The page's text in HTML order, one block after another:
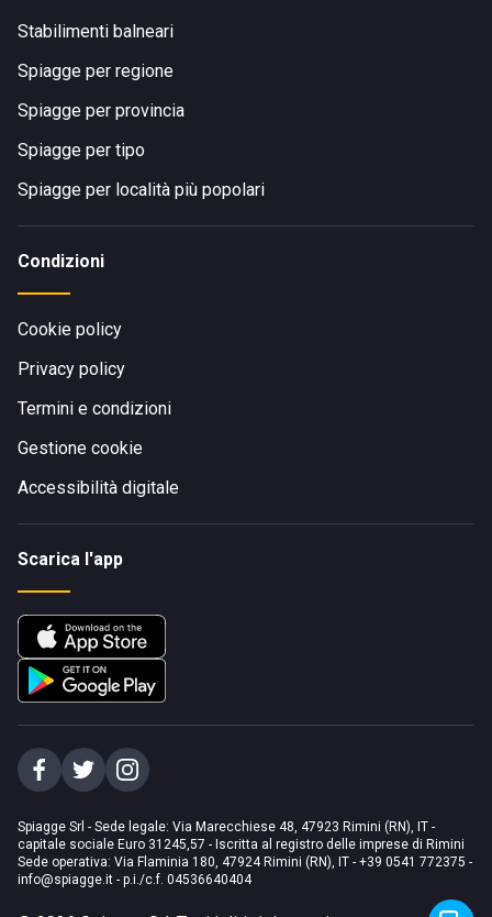
Stabilimenti balneari
Spiagge per regione
Spiagge per provincia
Spiagge per tipo
Spiagge per località più popolari
Condizioni
Cookie policy
Privacy policy
Termini e condizioni
Gestione cookie
Accessibilità digitale
Scarica l'app
Spiagge Srl - Sede legale: Via Marecchiese 48, 47923 Rimini (RN), IT -
capitale sociale Euro 31245,57 - Iscritta al registro delle imprese di Rimini
Sede operativa: Via Flaminia 180, 47924 Rimini (RN), IT - +39 0541 772375 -
info@spiagge.it - p.i./c.f. 04536640404